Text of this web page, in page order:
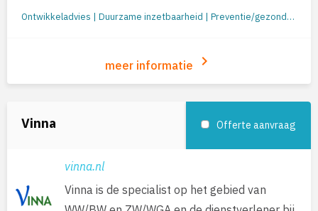
Ontwikkeladvies | Duurzame inzetbaarheid | Preventie/gezondheid | Re-integratie: begeleiding naar werk | Re-integratie tweede spoor | Outplacement | Loopbaanbegeleiding | Loopbaanontwikkeling | Mobiliteit
meer informatie keyboard_arrow_right
Vinna Offerte aanvraag
vinna.nl
Vinna is de specialist op het gebied van